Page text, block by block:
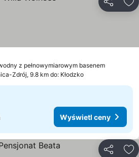
z pełnowymiarowym basenem
Zdrój, 9.8 km do: Kłodzko
Wyświetl ceny